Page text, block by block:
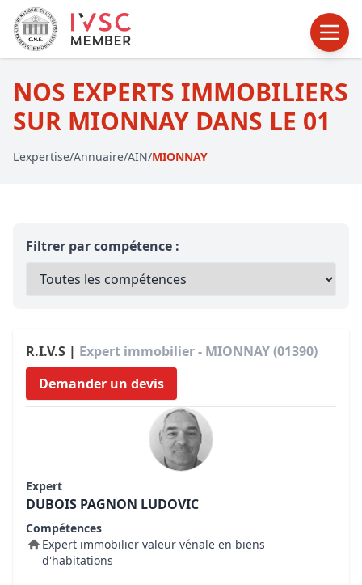
NOS EXPERTS IMMOBILIERS
SUR MIONNAY DANS LE 01
L'expertise/Annuaire/AIN/MIONNAY
Filtrer par compétence :
R.I.V.S | Expert immobilier - MIONNAY (01390)
Demander un devis
Expert
DUBOIS PAGNON LUDOVIC
Compétences
Expert immobilier valeur vénale en biens
d'habitations